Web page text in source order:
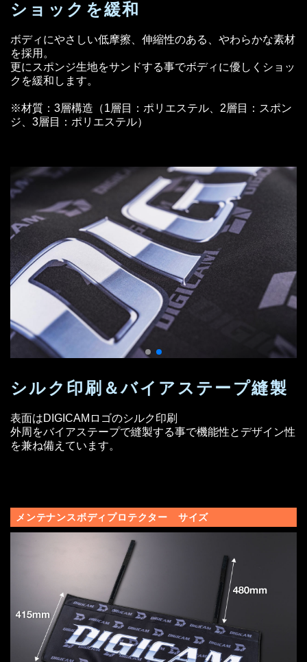
ショックを緩和
ボディにやさしい低摩擦、伸縮性のある、やわらかな素材
を採用。
更にスポンジ生地をサンドする事でボディに優しくショッ
クを緩和します。
※材質：3層構造（1層目：ポリエステル、2層目：スポン
ジ、3層目：ポリエステル）
シルク印刷＆バイアス テープ縫製
表面はDIGICAMロゴのシルク印刷
外周をバイアステープで縫製する事で機能性とデザイン性
を兼ね備えています。
メンテナンスボディプロテクター サイズ